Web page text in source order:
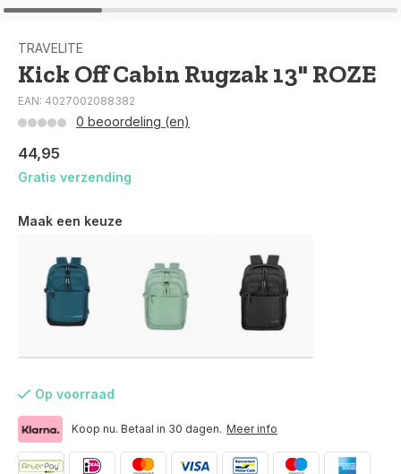
TRAVELITE
Kick Off Cabin Rugzak 13" ROZE
EAN: 4027002088382
0 beoordeling (en)
44,95
Gratis verzending
Maak een keuze
Op voorraad
Koop nu. Betaal in 30 dagen. Meer info